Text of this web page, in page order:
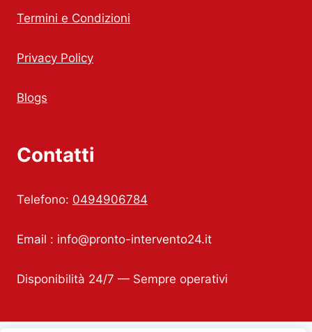
Termini e Condizioni
Privacy Policy
Blogs
Contatti
Telefono: 0494906784
Email : info@pronto-intervento24.it
Disponibilità 24/7 — Sempre operativi